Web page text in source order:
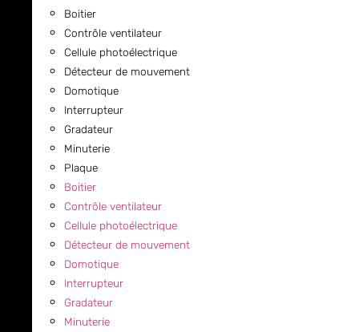
Boitier
Contrôle ventilateur
Cellule photoélectrique
Détecteur de mouvement
Domotique
Interrupteur
Gradateur
Minuterie
Plaque
Boitier
Contrôle ventilateur
Cellule photoélectrique
Détecteur de mouvement
Domotique
Interrupteur
Gradateur
Minuterie